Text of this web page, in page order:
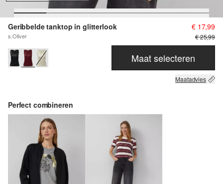
Geribbelde tanktop in glitterlook
s.Oliver
€ 17,99
€ 25,99
Maat selecteren
Maatadvies
Perfect combineren